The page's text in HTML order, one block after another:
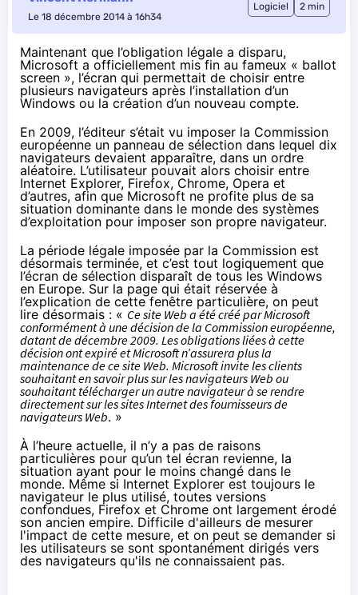
Le 18 décembre 2014 à 16h34
Logiciel 2 min
Maintenant que l’obligation légale a disparu,
Microsoft a officiellement mis fin au fameux « ballot
screen », l’écran qui permettait de choisir entre
plusieurs navigateurs après l’installation d’un
Windows ou la création d’un nouveau compte.
En 2009, l’éditeur s’était vu imposer la Commission
européenne un panneau de sélection dans lequel dix
navigateurs devaient apparaître, dans un ordre
aléatoire. L’utilisateur pouvait alors choisir entre
Internet Explorer, Firefox, Chrome, Opera et
d’autres, afin que Microsoft ne profite plus de sa
situation dominante dans le monde des systèmes
d’exploitation pour imposer son propre navigateur.
La période légale imposée par la Commission est
désormais terminée, et c’est tout logiquement que
l’écran de sélection disparaît de tous les Windows
en Europe. Sur la page qui était réservée à
l’explication de cette fenêtre particulière, on peut
lire désormais : « Ce site Web a été créé par Microsoft
conformément à une décision de la Commission européenne,
datant de décembre 2009. Les obligations liées à cette
décision ont expiré et Microsoft n’assurera plus la
maintenance de ce site Web. Microsoft invite les clients
souhaitant en savoir plus sur les navigateurs Web ou
souhaitant télécharger un autre navigateur à se rendre
directement sur les sites Internet des fournisseurs de
navigateurs Web. »
À l’heure actuelle, il n’y a pas de raisons
particulières pour qu’un tel écran revienne, la
situation ayant pour le moins changé dans le
monde. Même si Internet Explorer est toujours le
navigateur le plus utilisé, toutes versions
confondues, Firefox et Chrome ont largement érodé
son ancien empire. Difficile d'ailleurs de mesurer
l'impact de cette mesure, et on peut se demander si
les utilisateurs se sont spontanément dirigés vers
des navigateurs qu'ils ne connaissaient pas.